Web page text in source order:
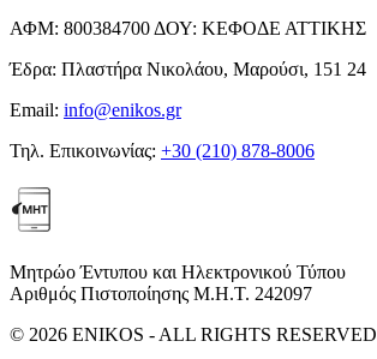
ΑΦΜ: 800384700 ΔΟΥ: ΚΕΦΟΔΕ ΑΤΤΙΚΗΣ
Έδρα: Πλαστήρα Νικολάου, Μαρούσι, 151 24
Email: info@enikos.gr
Τηλ. Επικοινωνίας: +30 (210) 878-8006
Μητρώο Έντυπου και Ηλεκτρονικού Τύπου
Αριθμός Πιστοποίησης Μ.Η.Τ. 242097
© 2026 ENIKOS - ALL RIGHTS RESERVED